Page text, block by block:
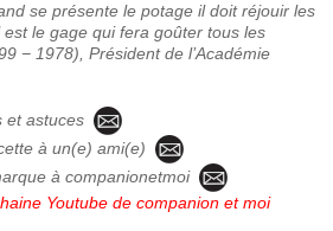
se présente le potage il doit réjouir les
le gage qui fera goûter tous les
− 1978), Président de l’Académie
et astuces
à un(e) ami(e)
à companionetmoi
Youtube de companion et moi